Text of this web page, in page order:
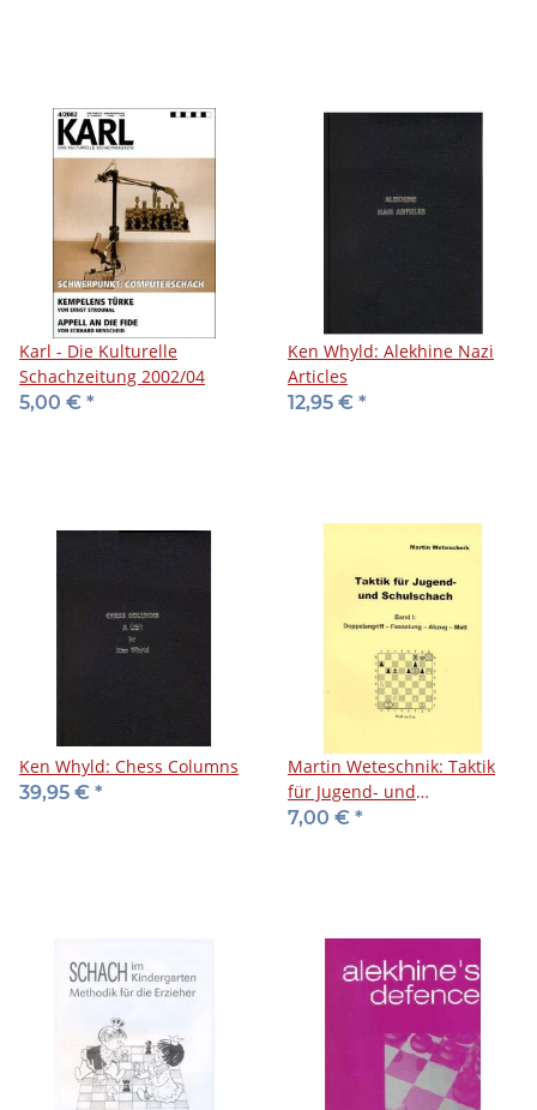
Karl - Die Kulturelle
Schachzeitung 2002/04
5,00 € *
Ken Whyld: Alekhine Nazi
Articles
12,95 € *
Ken Whyld: Chess Columns
39,95 € *
Martin Weteschnik: Taktik
für Jugend- und
Schulschach 1
7,00 € *